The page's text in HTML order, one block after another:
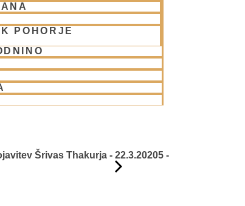
POHORJE
streams
Šrivas Thakurja - 22.3.20205 -